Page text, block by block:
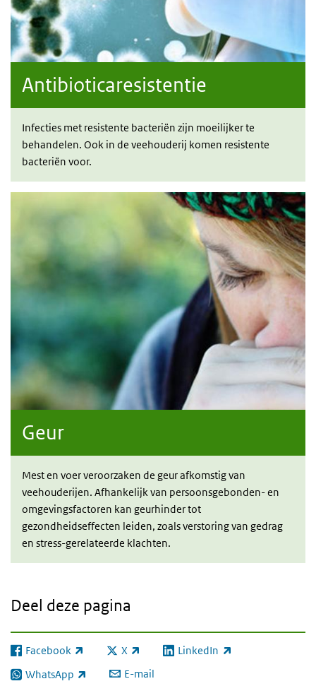
Antibioticaresistentie
Infecties met resistente bacteriën zijn moeilijker te
behandelen. Ook in de veehouderij komen resistente
bacteriën voor.
Geur
Mest en voer veroorzaken de geur afkomstig van
veehouderijen. Afhankelijk van persoonsgebonden- en
omgevingsfactoren kan geurhinder tot
gezondheidseffecten leiden, zoals verstoring van gedrag
en stress-gerelateerde klachten.
Deel deze pagina
Facebook
(externe link) X
(externe link) LinkedIn
(externe link)
WhatsApp
(externe link) E-mail